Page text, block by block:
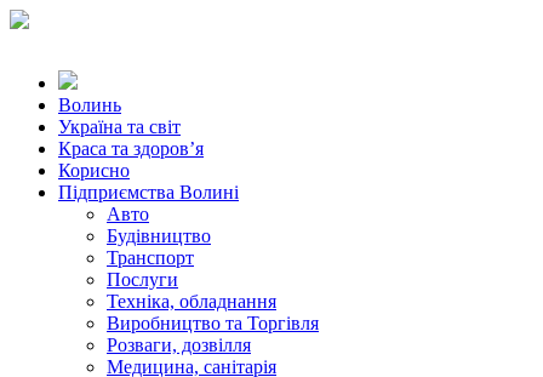
Волинь
Україна та світ
Краса та здоров’я
Корисно
Підприємства Волині
Авто
Будівництво
Транспорт
Послуги
Техніка, обладнання
Виробництво та Торгівля
Розваги, дозвілля
Медицина, санітарія